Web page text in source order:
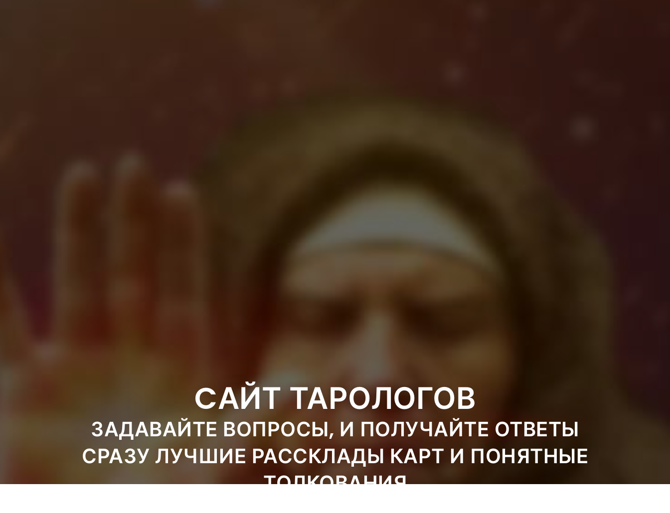
CАЙТ ТАРОЛОГОВ
ЗАДАВАЙТЕ ВОПРОСЫ, И ПОЛУЧАЙТЕ ОТВЕТЫ
СРАЗУ ЛУЧШИЕ РАССКЛАДЫ КАРТ И ПОНЯТНЫЕ
ТОЛКОВАНИЯ